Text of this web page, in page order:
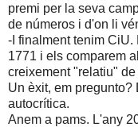
premi per la seva
de números i d'on li
-I finalment tenim
1771 i els comparem
creixement "relatiu"
Un èxit, em pregunto?
autocrítica.
Anem a pams. L'any